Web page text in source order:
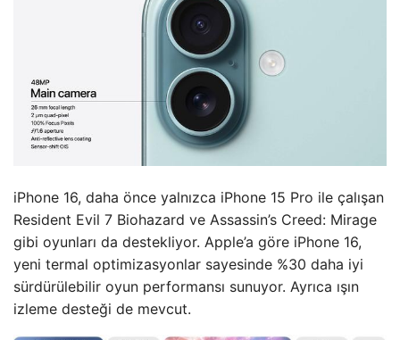
iPhone 16, daha önce yalnızca iPhone 15 Pro ile çalışan
Resident Evil 7 Biohazard ve Assassin’s Creed: Mirage
gibi oyunları da destekliyor. Apple’a göre iPhone 16,
yeni termal optimizasyonlar sayesinde %30 daha iyi
sürdürülebilir oyun performansı sunuyor. Ayrıca ışın
izleme desteği de mevcut.